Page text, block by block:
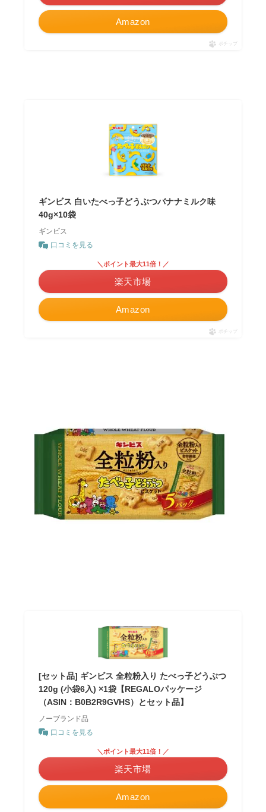
Amazon
ポチップ
ギンビス 白いたべっ子どうぶつバナナミルク味
40g×10袋
ギンビス
口コミを見る
Amazon
＼ポイント最大11倍！／
楽天市場
ポチップ
[セット品] ギンビス 全粒粉入り たべっ子どうぶつ
120g (小袋6入) ×1袋【REGALOパッケージ
（ASIN：B0B2R9GVHS）とセット品】
ノーブランド品
口コミを見る
Amazon
＼ポイント最大11倍！／
楽天市場